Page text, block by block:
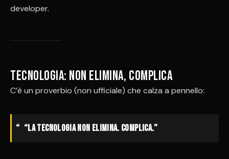
developer.
Tecnologia: non elimina, complica
C’è un proverbio (non ufficiale) che calza a pennello:
“La tecnologia non elimina. Complica.”